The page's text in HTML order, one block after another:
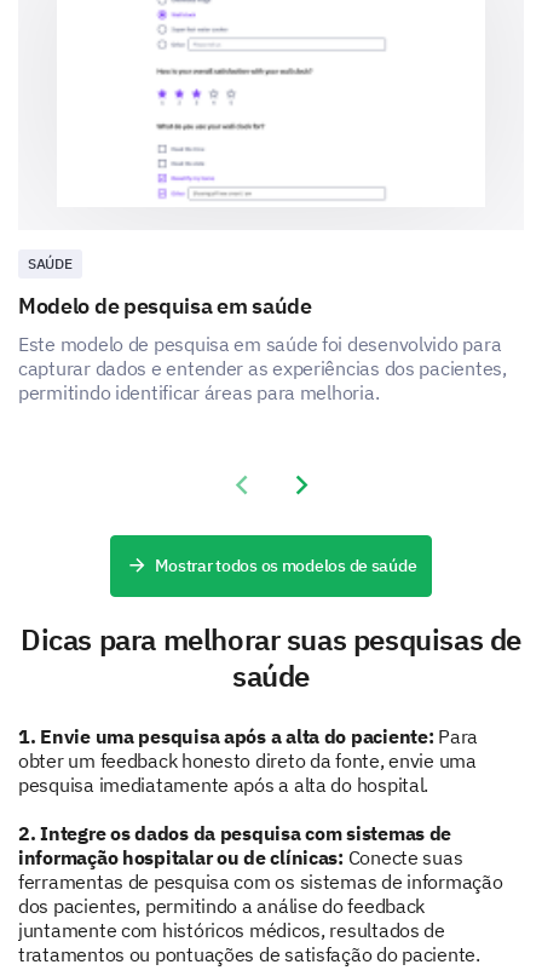
Levemente claro, Não claro)
1 2 3 4 5
Comunicação e Interação
para proporcionar um ambiente de apoio. Por favor,
comunicação e interação.
Como você avaliaria as habilidades de
comunicação do prestador de saúde que o
atendeu?
Ruim Muito ruim
Quão bem o prestador de saúde ouviu suas
preocupações? (Muito bem, Bem,
Moderadamente bem, Levemente bem, Não
1 2 3 4 5
Você foi envolvido nas decisões sobre seus
cuidados e tratamento?
Sim Incerto Não
SAÚDE
Modelo de pesquisa em saúde
Este modelo de pesquisa em saúde foi desenvolvido para
capturar dados e entender as experiências dos pacientes,
permitindo identificar áreas para melhoria.
Previous slide
Next slide
Mostrar todos os modelos de saúde
Dicas para melhorar suas pesquisas de
saúde
1. Envie uma pesquisa após a alta do paciente: Para
obter um feedback honesto direto da fonte, envie uma
pesquisa imediatamente após a alta do hospital.
2. Integre os dados da pesquisa com sistemas de
informação hospitalar ou de clínicas: Conecte suas
ferramentas de pesquisa com os sistemas de informação
dos pacientes, permitindo a análise do feedback
juntamente com históricos médicos, resultados de
tratamentos ou pontuações de satisfação do paciente.